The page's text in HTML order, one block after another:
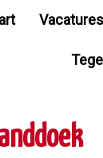
Vacatures